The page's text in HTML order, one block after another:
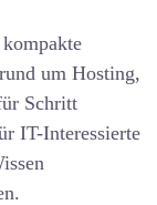
um Hosting,
Schritt
IT-Interessierte